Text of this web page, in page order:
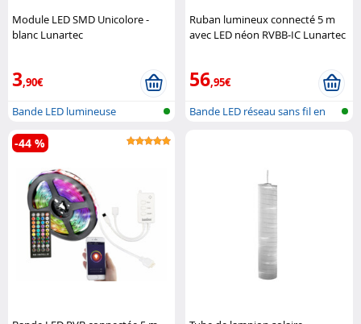
Module LED SMD Unicolore -
blanc Lunartec
3,90€
Bande LED lumineuse
Ruban lumineux connecté 5 m
avec LED néon RVBB-IC Lunartec
56,95€
Bande LED réseau sans fil en
-44 %